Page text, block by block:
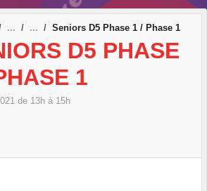
Seniors D5 Phase 1 / Phase 1
D5 PHASE
1
de 13h à 15h